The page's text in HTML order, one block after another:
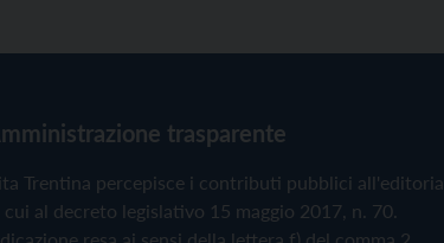
trasparente
Trentina percepisce i contributi pubblici all'editoria
cui al decreto legislativo 15 maggio 2017, n. 70.